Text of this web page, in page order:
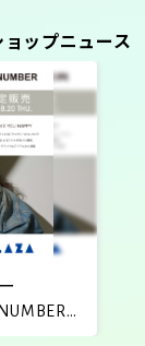
ップニュース
」
！